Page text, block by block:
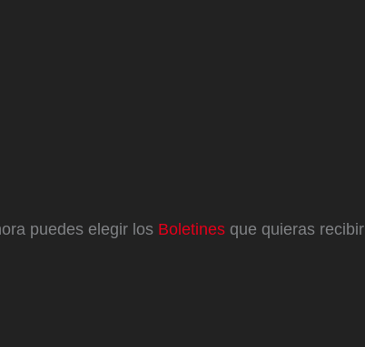
puedes elegir los Boletines que quieras recibir